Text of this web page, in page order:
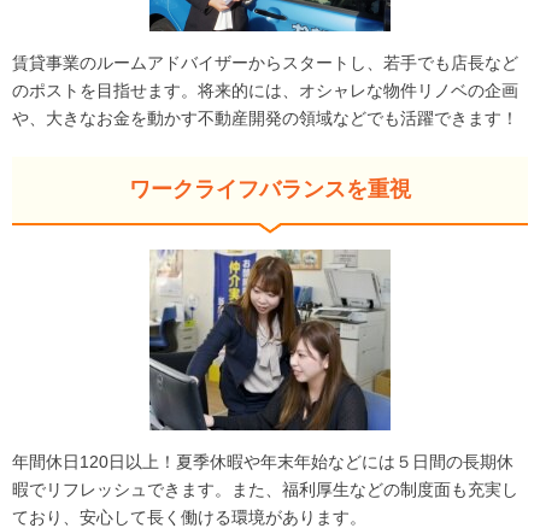
賃貸事業のルームアドバイザーからスタートし、若手でも店長など
のポストを目指せます。将来的には、オシャレな物件リノベの企画
や、大きなお金を動かす不動産開発の領域などでも活躍できます！
ワークライフバランスを重視
年間休日120日以上！夏季休暇や年末年始などには５日間の長期休
暇でリフレッシュできます。また、福利厚生などの制度面も充実し
ており、安心して長く働ける環境があります。